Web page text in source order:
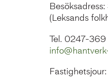
(Leksands
Tel. 0247-